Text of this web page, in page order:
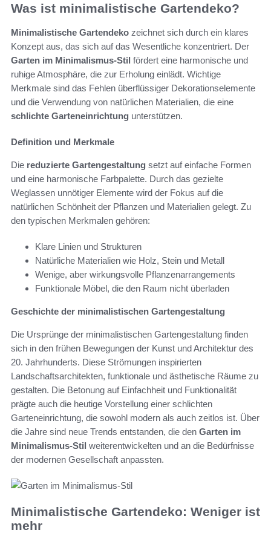
Was ist minimalistische Gartendeko?
Minimalistische Gartendeko zeichnet sich durch ein klares
Konzept aus, das sich auf das Wesentliche konzentriert. Der
Garten im Minimalismus-Stil fördert eine harmonische und
ruhige Atmosphäre, die zur Erholung einlädt. Wichtige
Merkmale sind das Fehlen überflüssiger Dekorationselemente
und die Verwendung von natürlichen Materialien, die eine
schlichte Garteneinrichtung unterstützen.
Definition und Merkmale
Die reduzierte Gartengestaltung setzt auf einfache Formen
und eine harmonische Farbpalette. Durch das gezielte
Weglassen unnötiger Elemente wird der Fokus auf die
natürlichen Schönheit der Pflanzen und Materialien gelegt. Zu
den typischen Merkmalen gehören:
Klare Linien und Strukturen
Natürliche Materialien wie Holz, Stein und Metall
Wenige, aber wirkungsvolle Pflanzenarrangements
Funktionale Möbel, die den Raum nicht überladen
Geschichte der minimalistischen Gartengestaltung
Die Ursprünge der minimalistischen Gartengestaltung finden
sich in den frühen Bewegungen der Kunst und Architektur des
20. Jahrhunderts. Diese Strömungen inspirierten
Landschaftsarchitekten, funktionale und ästhetische Räume zu
gestalten. Die Betonung auf Einfachheit und Funktionalität
prägte auch die heutige Vorstellung einer schlichten
Garteneinrichtung, die sowohl modern als auch zeitlos ist. Über
die Jahre sind neue Trends entstanden, die den Garten im
Minimalismus-Stil weiterentwickelten und an die Bedürfnisse
der modernen Gesellschaft anpassten.
Minimalistische Gartendeko: Weniger ist
mehr